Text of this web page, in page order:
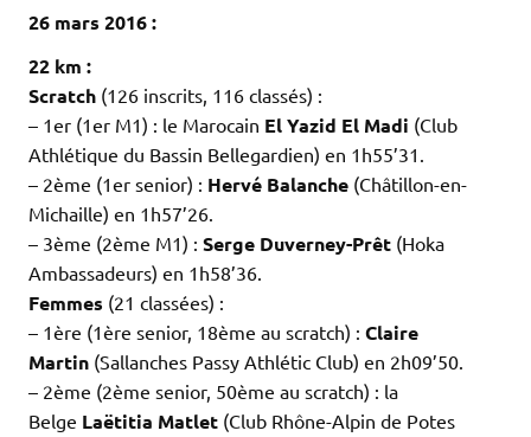
26 mars 2016 :
22 km :
Scratch (126 inscrits, 116 classés) :
– 1er (1er M1) : le Marocain El Yazid El Madi (Club
Athlétique du Bassin Bellegardien) en 1h55’31.
– 2ème (1er senior) : Hervé Balanche (Châtillon-en-
Michaille) en 1h57’26.
– 3ème (2ème M1) : Serge Duverney-Prêt (Hoka
Ambassadeurs) en 1h58’36.
Femmes (21 classées) :
– 1ère (1ère senior, 18ème au scratch) : Claire
Martin (Sallanches Passy Athlétic Club) en 2h09’50.
– 2ème (2ème senior, 50ème au scratch) : la
Belge Laëtitia Matlet (Club Rhône-Alpin de Potes